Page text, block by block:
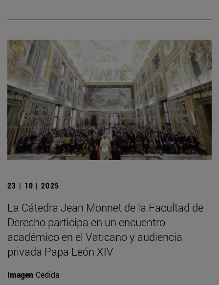
23 | 10 | 2025
La Cátedra Jean Monnet de la Facultad de
Derecho participa en un encuentro
académico en el Vaticano y audiencia
privada Papa León XIV
Imagen Cedida